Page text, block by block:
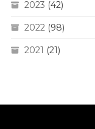
2023 (42)
2022 (98)
2021 (21)